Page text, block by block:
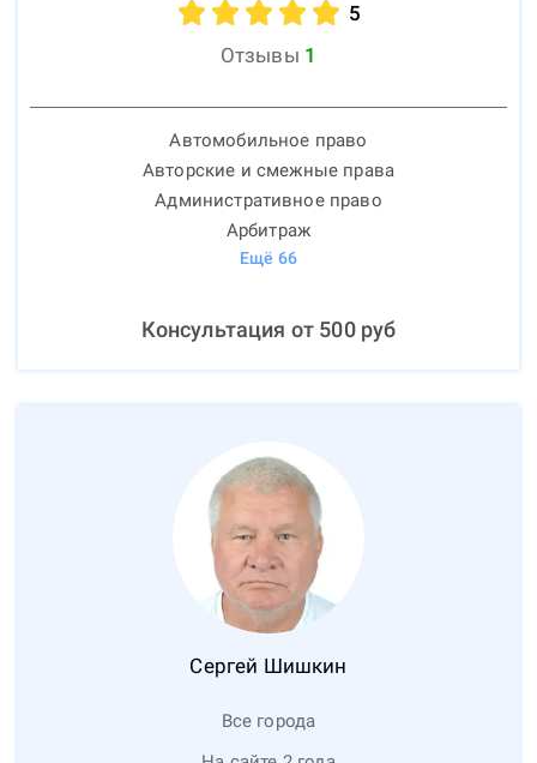
5
Отзывы 1
Автомобильное право
Авторские и смежные права
Административное право
Арбитраж
Ещё 66
Консультация от 500руб
Сергей Шишкин
Все города